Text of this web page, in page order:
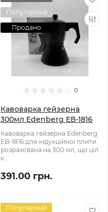
Популярний
Продано
0
Кавоварка гейзерна
300мл Edenberg ЕВ-1816
Кавоварка гейзерна Edenberg
EB-1816 для індукційної плити
розрахована на 300 мл, що ціл
к..
391.00 грн.
Популярний